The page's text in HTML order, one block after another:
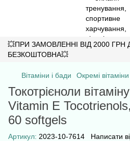
💥ПРИ ЗАМОВЛЕННІ ВІД 2000 ГРН
БЕЗКОШТОВНА💥
Вітаміни і бади Окремі вітаміни
Токотрієноли
Vitamin E
60 softgels
Артикул: 2023-10-7614 Написати